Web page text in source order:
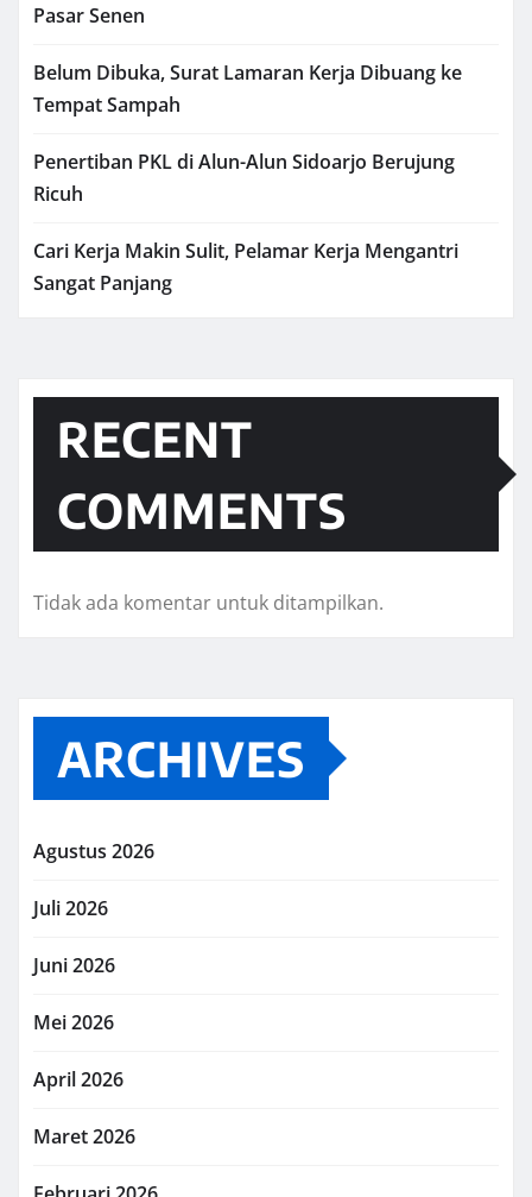
Pasar Senen
Belum Dibuka, Surat Lamaran Kerja Dibuang ke
Tempat Sampah
Penertiban PKL di Alun-Alun Sidoarjo Berujung
Ricuh
Cari Kerja Makin Sulit, Pelamar Kerja Mengantri
Sangat Panjang
RECENT
COMMENTS
Tidak ada komentar untuk ditampilkan.
ARCHIVES
Agustus 2026
Juli 2026
Juni 2026
Mei 2026
April 2026
Maret 2026